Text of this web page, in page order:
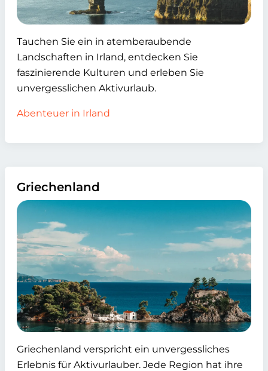
Tauchen Sie ein in atemberaubende
Landschaften in Irland, entdecken Sie
faszinierende Kulturen und erleben Sie
unvergesslichen Aktivurlaub.
Abenteuer in Irland
Griechenland
Griechenland verspricht ein unvergessliches
Erlebnis für Aktivurlauber. Jede Region hat ihre